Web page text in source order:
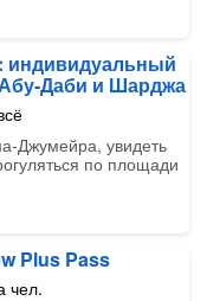
индивидуальный
Даби и Шарджа
Джумейра, увидеть
по площади
Plus Pass
чел.